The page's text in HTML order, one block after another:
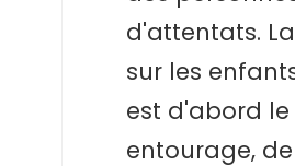
d'attentats.
sur les
est d'abord
entourage,